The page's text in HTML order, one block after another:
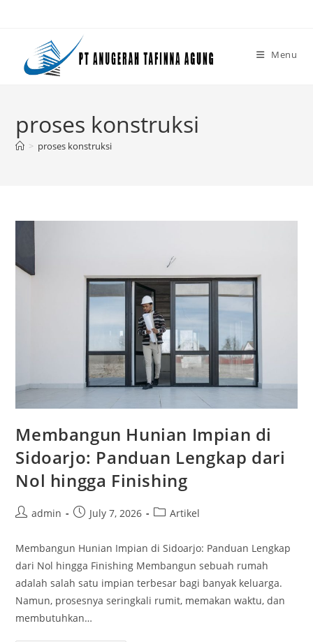
Menu
proses konstruksi
> proses konstruksi
Membangun Hunian Impian di
Sidoarjo: Panduan Lengkap dari
Nol hingga Finishing
Postadmin
PostJuly 7, 2026
PostArtikel
Membangun Hunian Impian di Sidoarjo: Panduan Lengkap
dari Nol hingga Finishing Membangun sebuah rumah
adalah salah satu impian terbesar bagi banyak keluarga.
Namun, prosesnya seringkali rumit, memakan waktu, dan
membutuhkan…